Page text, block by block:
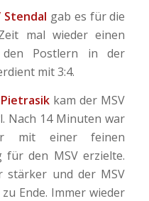
Stendal gab es für die
mal wieder einen
den Postlern in der
mit 3:4.
Pietrasik kam der MSV
Nach 14 Minuten war
mit einer feinen
für den MSV erzielte.
stärker und der MSV
Ende. Immer wieder